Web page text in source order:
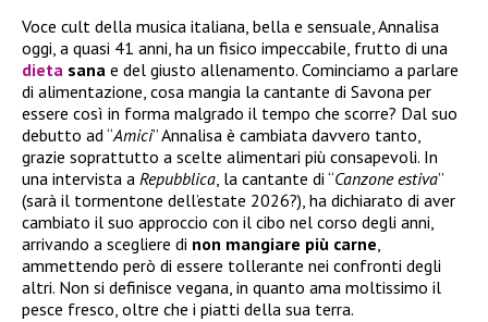
Voce cult della musica italiana, bella e sensuale, Annalisa
oggi, a quasi 41 anni, ha un fisico impeccabile, frutto di una
dieta sana e del giusto allenamento. Cominciamo a parlare
di alimentazione, cosa mangia la cantante di Savona per
essere così in forma malgrado il tempo che scorre? Dal suo
debutto ad “Amici” Annalisa è cambiata davvero tanto,
grazie soprattutto a scelte alimentari più consapevoli. In
una intervista a Repubblica, la cantante di “Canzone estiva”
(sarà il tormentone dell’estate 2026?), ha dichiarato di aver
cambiato il suo approccio con il cibo nel corso degli anni,
arrivando a scegliere di non mangiare più carne,
ammettendo però di essere tollerante nei confronti degli
altri. Non si definisce vegana, in quanto ama moltissimo il
pesce fresco, oltre che i piatti della sua terra.